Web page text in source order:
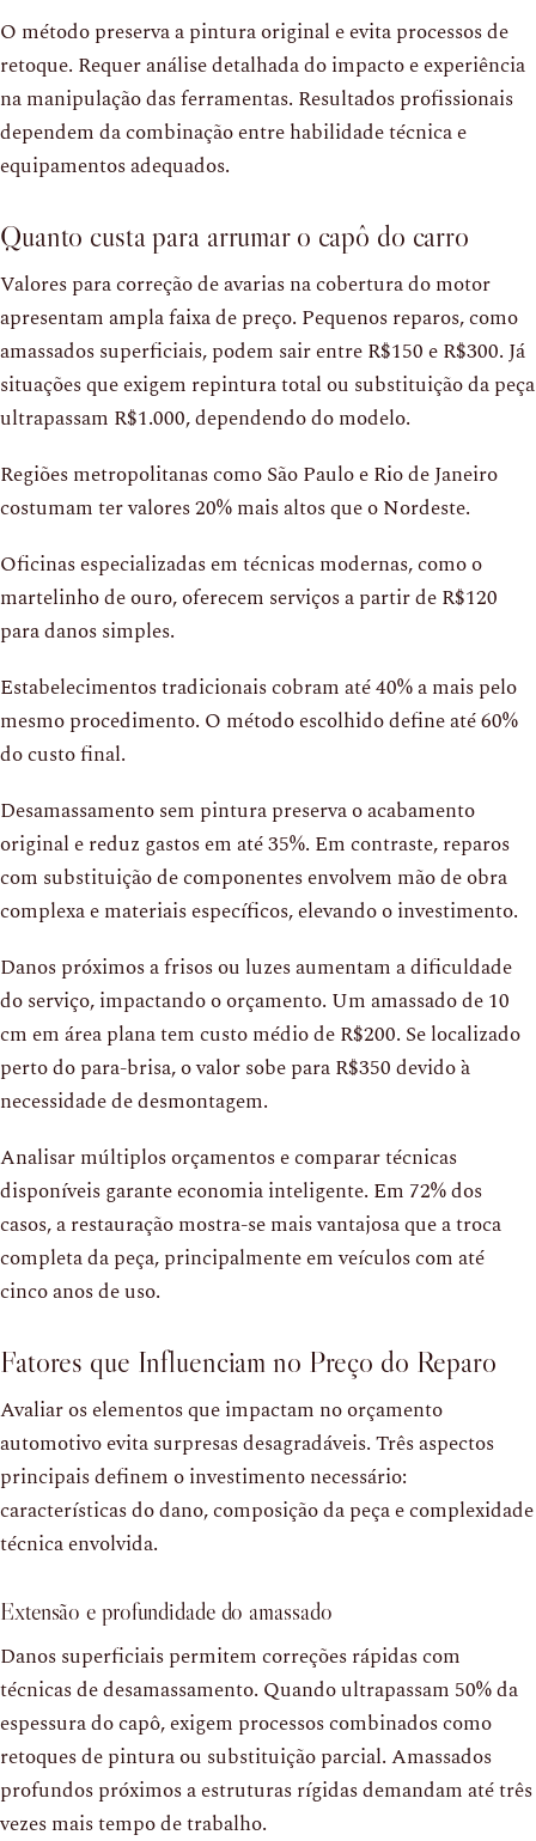
O método preserva a pintura original e evita processos de
retoque. Requer análise detalhada do impacto e experiência
na manipulação das ferramentas. Resultados profissionais
dependem da combinação entre habilidade técnica e
equipamentos adequados.
Quanto custa para arrumar o capô do carro
Valores para correção de avarias na cobertura do motor
apresentam ampla faixa de preço. Pequenos reparos, como
amassados superficiais, podem sair entre R$150 e R$300. Já
situações que exigem repintura total ou substituição da peça
ultrapassam R$1.000, dependendo do modelo.
Regiões metropolitanas como São Paulo e Rio de Janeiro
costumam ter valores 20% mais altos que o Nordeste.
Oficinas especializadas em técnicas modernas, como o
martelinho de ouro, oferecem serviços a partir de R$120
para danos simples.
Estabelecimentos tradicionais cobram até 40% a mais pelo
mesmo procedimento. O método escolhido define até 60%
do custo final.
Desamassamento sem pintura preserva o acabamento
original e reduz gastos em até 35%. Em contraste, reparos
com substituição de componentes envolvem mão de obra
complexa e materiais específicos, elevando o investimento.
Danos próximos a frisos ou luzes aumentam a dificuldade
do serviço, impactando o orçamento. Um amassado de 10
cm em área plana tem custo médio de R$200. Se localizado
perto do para-brisa, o valor sobe para R$350 devido à
necessidade de desmontagem.
Analisar múltiplos orçamentos e comparar técnicas
disponíveis garante economia inteligente. Em 72% dos
casos, a restauração mostra-se mais vantajosa que a troca
completa da peça, principalmente em veículos com até
cinco anos de uso.
Fatores que Influenciam no Preço do Reparo
Avaliar os elementos que impactam no orçamento
automotivo evita surpresas desagradáveis. Três aspectos
principais definem o investimento necessário:
características do dano, composição da peça e complexidade
técnica envolvida.
Extensão e profundidade do amassado
Danos superficiais permitem correções rápidas com
técnicas de desamassamento. Quando ultrapassam 50% da
espessura do capô, exigem processos combinados como
retoques de pintura ou substituição parcial. Amassados
profundos próximos a estruturas rígidas demandam até três
vezes mais tempo de trabalho.